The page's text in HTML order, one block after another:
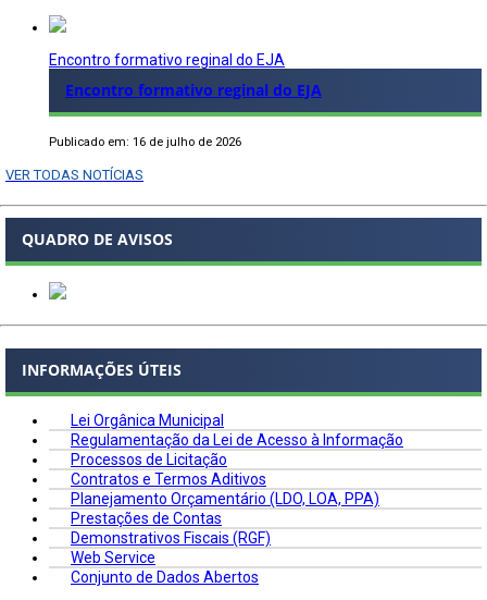
Encontro formativo reginal do EJA
Encontro formativo reginal do EJA
Publicado em: 16 de julho de 2026
VER TODAS NOTÍCIAS
QUADRO DE AVISOS
INFORMAÇÕES ÚTEIS
Lei Orgânica Municipal
Regulamentação da Lei de Acesso à Informação
Processos de Licitação
Contratos e Termos Aditivos
Planejamento Orçamentário (LDO, LOA, PPA)
Prestações de Contas
Demonstrativos Fiscais (RGF)
Web Service
Conjunto de Dados Abertos